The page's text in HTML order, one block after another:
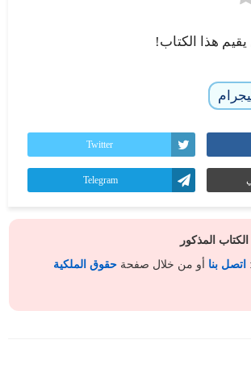
هذا الكتاب!
Twitter
Telegram
المذكور
اتصل بنا أو من خلال صفحةحقوق الملكية